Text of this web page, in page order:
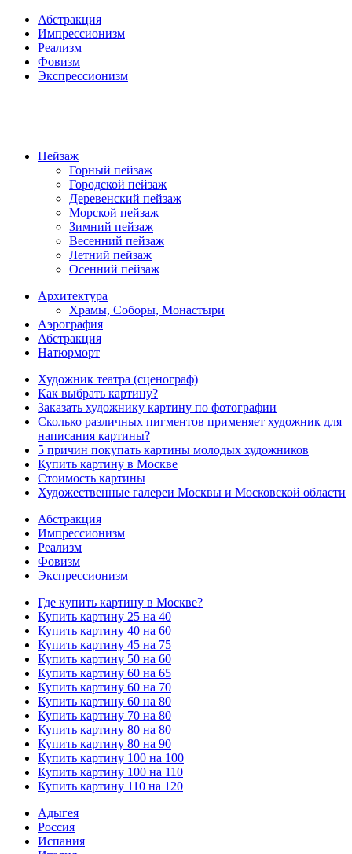
Абстракция
Импрессионизм
Реализм
Фовизм
Экспрессионизм
Пейзаж
Горный пейзаж
Городской пейзаж
Деревенский пейзаж
Морской пейзаж
Зимний пейзаж
Весенний пейзаж
Летний пейзаж
Осенний пейзаж
Архитектура
Храмы, Соборы, Монастыри
Аэрография
Абстракция
Натюрморт
Художник театра (сценограф)
Как выбрать картину?
Заказать художнику картину по фотографии
Сколько различных пигментов применяет художник для
написания картины?
5 причин покупать картины молодых художников
Купить картину в Москве
Стоимость картины
Художественные галереи Москвы и Московской области
Абстракция
Импрессионизм
Реализм
Фовизм
Экспрессионизм
Где купить картину в Москве?
Купить картину 25 на 40
Купить картину 40 на 60
Купить картину 45 на 75
Купить картину 50 на 60
Купить картину 60 на 65
Купить картину 60 на 70
Купить картину 60 на 80
Купить картину 70 на 80
Купить картину 80 на 80
Купить картину 80 на 90
Купить картину 100 на 100
Купить картину 100 на 110
Купить картину 110 на 120
Адыгея
Россия
Испания